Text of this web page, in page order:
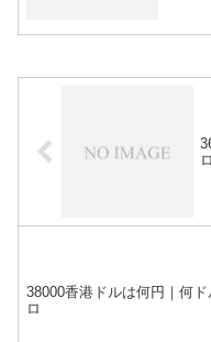
ロ
38000香港ドルは何円｜何
ロ